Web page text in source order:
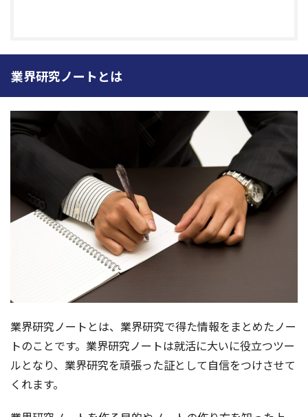
業界研究ノートとは
業界研究ノートとは、業界研究で得た情報をまとめたノー
トのことです。業界研究ノートは就活に大いに役立つツー
ルとなり、業界研究を頑張った証として自信をつけさせて
くれます。